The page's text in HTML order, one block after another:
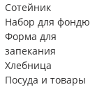
Сотейник
Набор для фондю
Форма для
запекания
Хлебница
Посуда и товары